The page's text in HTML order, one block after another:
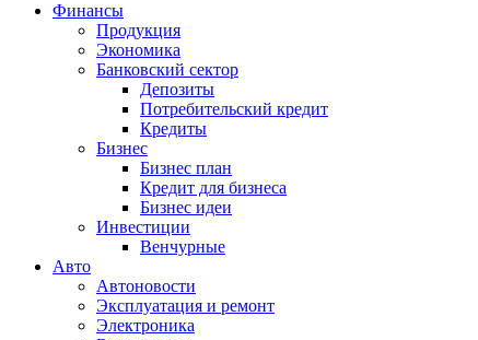
Финансы
Продукция
Экономика
Банковский сектор
Депозиты
Потребительский кредит
Кредиты
Бизнес
Бизнес план
Кредит для бизнеса
Бизнес идеи
Инвестиции
Венчурные
Авто
Автоновости
Эксплуатация и ремонт
Электроника